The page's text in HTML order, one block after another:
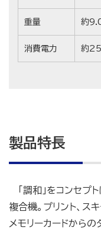
重量 約
消費電力 約
製品特長
「調和」をコンセプ
複合機。プリント、ス
メモリーカードからの